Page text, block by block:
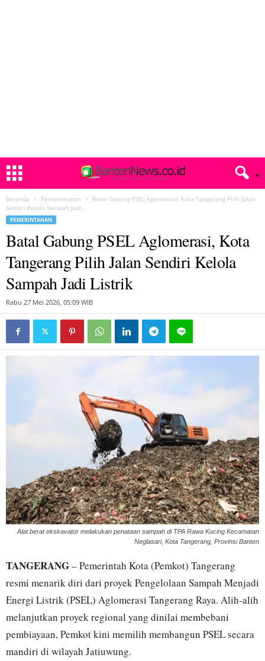
Beranda Pemerintahan
Batal Gabung PSEL Aglomerasi, Kota Tangerang Pilih Jalan
Sendiri Kelola Sampah Jadi...
PEMERINTAHAN
Batal Gabung PSEL Aglomerasi, Kota
Tangerang Pilih Jalan Sendiri Kelola
Sampah Jadi Listrik
Rabu 27 Mei 2026, 05:09 WIB
Alat berat ekskavator melakukan penataan sampah di TPA Rawa Kucing Kecamatan
Neglasari, Kota Tangerang, Provinsi Banten
TANGERANG– Pemerintah Kota (Pemkot) Tangerang
resmi menarik diri dari proyek Pengelolaan Sampah Menjadi
Energi Listrik (PSEL) Aglomerasi Tangerang Raya. Alih-alih
melanjutkan proyek regional yang dinilai membebani
pembiayaan, Pemkot kini memilih membangun PSEL secara
mandiri di wilayah Jatiuwung.